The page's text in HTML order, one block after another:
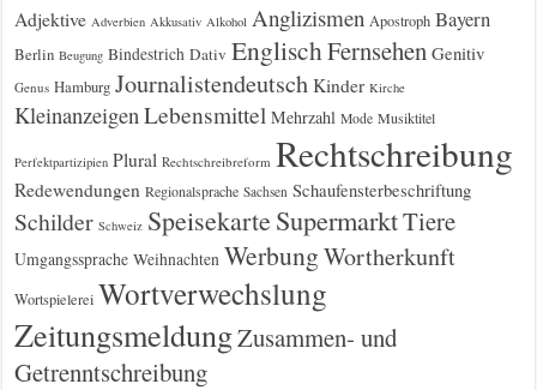
Adjektive Adverbien Akkusativ Alkohol Anglizismen Apostroph Bayern
Berlin Beugung Bindestrich Dativ EnglischFernsehen Genitiv
Genus Hamburg Journalistendeutsch Kinder Kirche
Kleinanzeigen Lebensmittel Mehrzahl Mode Musiktitel
Perfektpartizipien Plural Rechtschreibreform Rechtschreibung
Redewendungen Regionalsprache Sachsen Schaufensterbeschriftung
Schilder Schweiz Speisekarte SupermarktTiere
Umgangssprache Weihnachten WerbungWortherkunft
Wortspielerei Wortverwechslung
ZeitungsmeldungZusammen- und
Getrenntschreibung